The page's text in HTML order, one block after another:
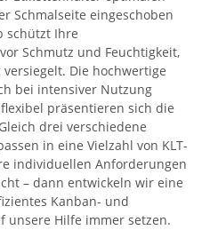
Schmalseite eingeschoben
schützt Ihre
Schmutz und Feuchtigkeit,
Die hochwertige
bei intensiver Nutzung
präsentieren sich die
drei verschiedene
in eine Vielzahl von KLT-
individuellen Anforderungen
– dann entwickeln wir eine
Kanban- und
unsere Hilfe immer setzen.